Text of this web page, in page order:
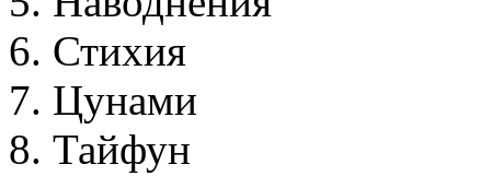
6. Стихия
7. Цунами
8. Тайфун